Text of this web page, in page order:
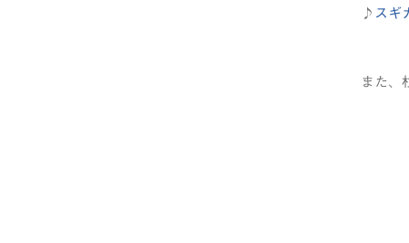
♪ スギ
また、